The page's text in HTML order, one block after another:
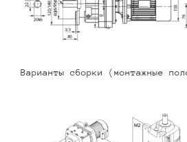
Варианты сборки (монтажные